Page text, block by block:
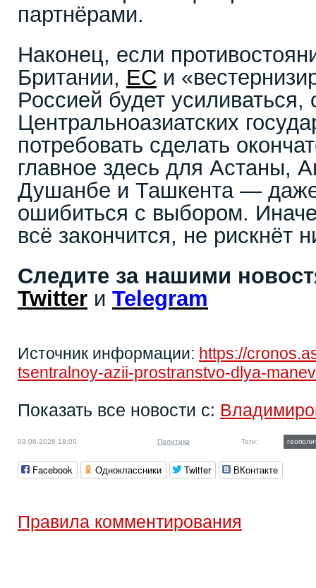
партнёрами.
Наконец, если
Британии, ЕС и
Россией будет усиливаться,
Центральноазиатских
потребовать сделать
главное здесь для Астаны,
Душанбе и Ташкента —
ошибиться с выбором.
всё закончится, не рискнёт
Следите за нашими
Twitter и Telegram
Источник информации: https://
tsentralnoy-azii-prostranstvo-dlya-
Показать все новости с:
03.06.2026 18:00 Политика Теги:
Facebook Одноклассники Twitter ВКонтакте
Правила комментирования